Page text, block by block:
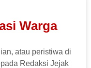
Warga
atau peristiwa di
Redaksi Jejak